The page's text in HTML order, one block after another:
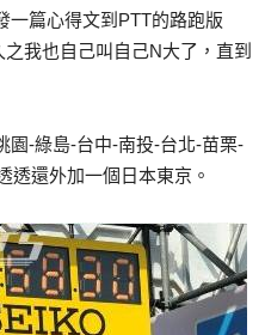
一篇心得文到PTT的路跑版
我也自己叫自己N大了，直到
園-綠島-台中-南投-台北-苗栗-
透還外加一個日本東京。